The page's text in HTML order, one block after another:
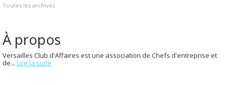
Toutes les archives
À propos
Versailles Club d'Affaires est une association de Chefs d'entreprise et
de... Lire la suite